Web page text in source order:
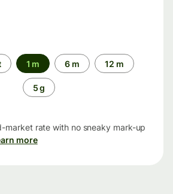
1 m 6 m 12 m
5 g
market rate with no sneaky mark-up
more